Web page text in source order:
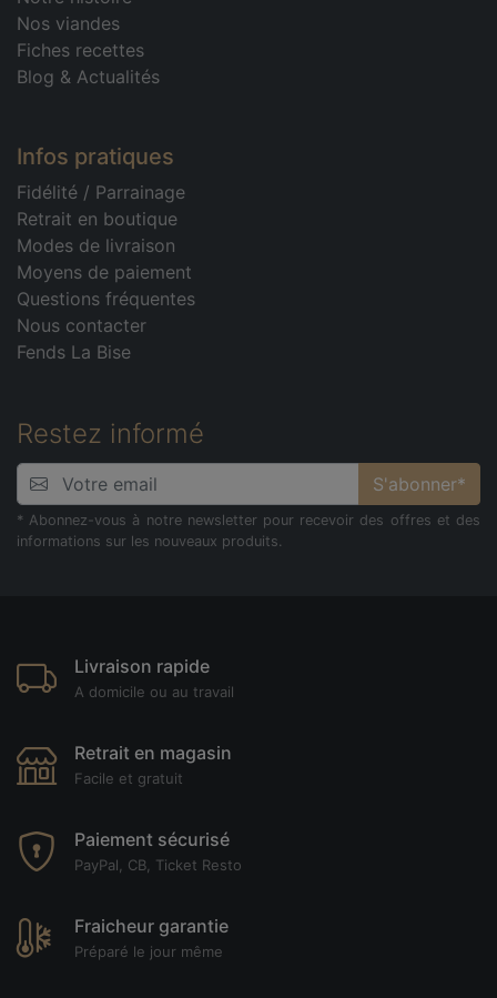
Nos viandes
Fiches recettes
Blog & Actualités
Infos pratiques
Fidélité / Parrainage
Retrait en boutique
Modes de livraison
Moyens de paiement
Questions fréquentes
Nous contacter
Fends La Bise
Restez informé
S'abonner*
* Abonnez-vous à notre newsletter pour recevoir des offres et des
informations sur les nouveaux produits.
Livraison rapide
A domicile ou au travail
Retrait en magasin
Facile et gratuit
Paiement sécurisé
PayPal, CB, Ticket Resto
Fraicheur garantie
Préparé le jour même